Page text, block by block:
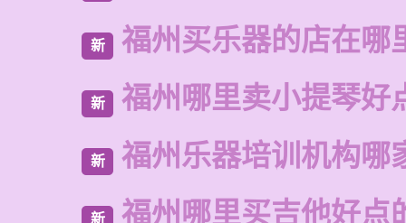
新 福州买乐器的店在哪
新 福州哪里卖小提琴好
新 福州乐器培训机构哪
新 福州哪里买吉他好点